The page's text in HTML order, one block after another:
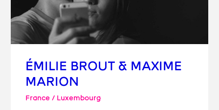
ÉMILIE BROUT & MAXIME
MARION
France / Luxembourg